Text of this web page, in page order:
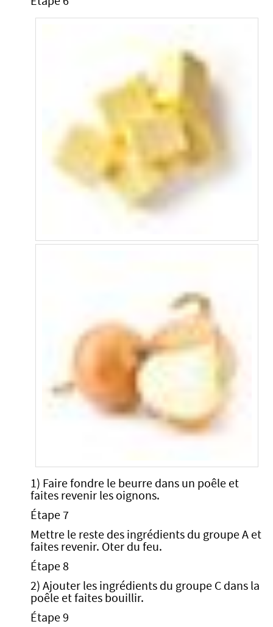
1) Faire fondre le beurre dans un poêle et
faites revenir les oignons.
Étape 7
Mettre le reste des ingrédients du groupe A et
faites revenir. Oter du feu.
Étape 8
2) Ajouter les ingrédients du groupe C dans la
poêle et faites bouillir.
Étape 9